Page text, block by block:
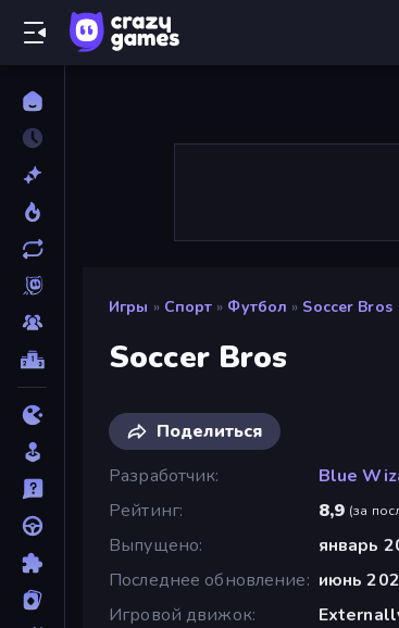
Игры » Спорт » Футбол » Soccer Bros
Soccer Bros
Поделиться
Разработчик
Blue
Рейтинг
8,9 (за
Выпущено
январь
Последнее обновление
июнь
Игровой движок